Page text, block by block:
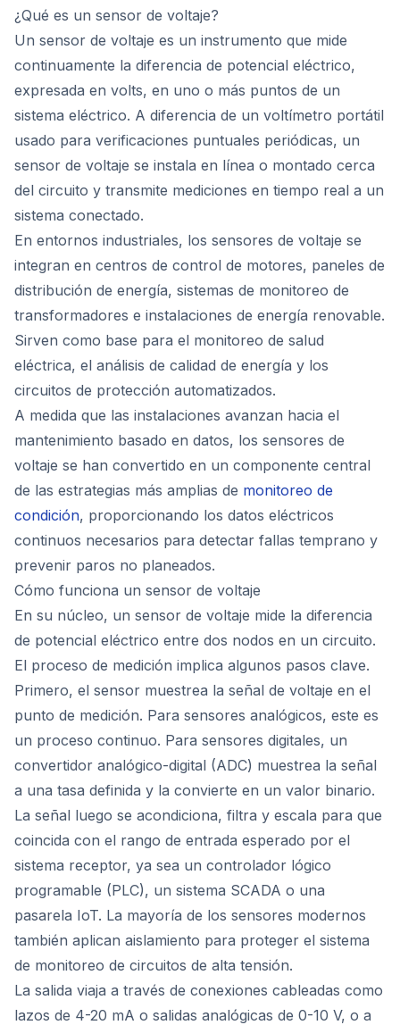
¿Qué es un sensor de voltaje?
Un sensor de voltaje es un instrumento que mide
continuamente la diferencia de potencial eléctrico,
expresada en volts, en uno o más puntos de un
sistema eléctrico. A diferencia de un voltímetro portátil
usado para verificaciones puntuales periódicas, un
sensor de voltaje se instala en línea o montado cerca
del circuito y transmite mediciones en tiempo real a un
sistema conectado.
En entornos industriales, los sensores de voltaje se
integran en centros de control de motores, paneles de
distribución de energía, sistemas de monitoreo de
transformadores e instalaciones de energía renovable.
Sirven como base para el monitoreo de salud
eléctrica, el análisis de calidad de energía y los
circuitos de protección automatizados.
A medida que las instalaciones avanzan hacia el
mantenimiento basado en datos, los sensores de
voltaje se han convertido en un componente central
de las estrategias más amplias de monitoreo de
condición, proporcionando los datos eléctricos
continuos necesarios para detectar fallas temprano y
prevenir paros no planeados.
Cómo funciona un sensor de voltaje
En su núcleo, un sensor de voltaje mide la diferencia
de potencial eléctrico entre dos nodos en un circuito.
El proceso de medición implica algunos pasos clave.
Primero, el sensor muestrea la señal de voltaje en el
punto de medición. Para sensores analógicos, este es
un proceso continuo. Para sensores digitales, un
convertidor analógico-digital (ADC) muestrea la señal
a una tasa definida y la convierte en un valor binario.
La señal luego se acondiciona, filtra y escala para que
coincida con el rango de entrada esperado por el
sistema receptor, ya sea un controlador lógico
programable (PLC), un sistema SCADA o una
pasarela IoT. La mayoría de los sensores modernos
también aplican aislamiento para proteger el sistema
de monitoreo de circuitos de alta tensión.
La salida viaja a través de conexiones cableadas como
lazos de 4-20 mA o salidas analógicas de 0-10 V, o a